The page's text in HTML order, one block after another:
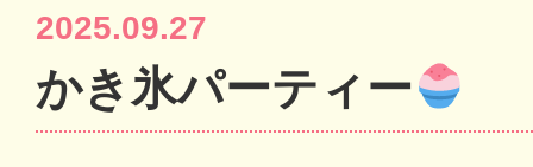
2025.09.27
かき氷パーティー